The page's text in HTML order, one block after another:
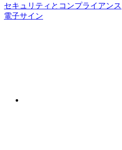
セキュリティとコンプライアンス
電子サイン